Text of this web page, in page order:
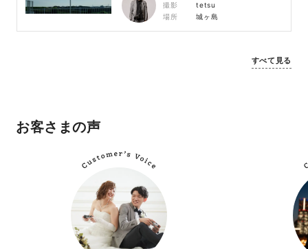
撮影
tetsu
場所
城ヶ島
すべて見る
お客さまの声